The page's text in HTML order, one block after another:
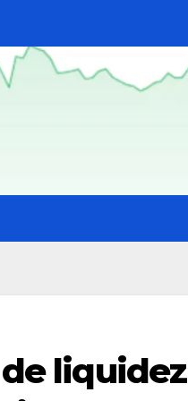
liquidez